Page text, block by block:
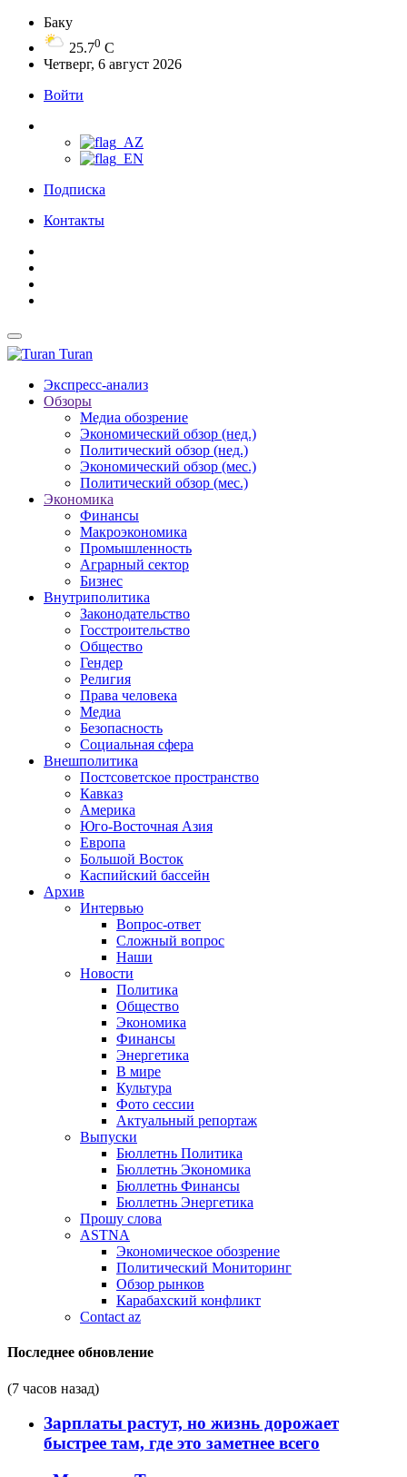
Баку
25.70 C
Четверг, 6 август 2026
Войти
Подписка
Контакты
Turan
Экспресс-анализ
Обзоры
Медиа обозрение
Экономический обзор (нед.)
Политический обзор (нед.)
Экономический обзор (мес.)
Политический обзор (мес.)
Экономика
Финансы
Макроэкономика
Промышленность
Аграрный сектор
Бизнес
Внутриполитика
Законодательство
Госстроительство
Общество
Гендер
Религия
Права человека
Медиа
Безопасность
Социальная сфера
Внешполитика
Постсоветское пространство
Кавказ
Америка
Юго-Восточная Азия
Европа
Большой Восток
Каспийский бассейн
Архив
Интервью
Вопрос-ответ
Сложный вопрос
Наши
Новости
Политика
Общество
Экономика
Финансы
Энергетика
В мире
Культура
Фото сессии
Актуальный репортаж
Выпуски
Бюллетнь Политика
Бюллетнь Экономика
Бюллетнь Финансы
Бюллетнь Энергетика
Прошу слова
ASTNA
Экономическое обозрение
Политический Мониторинг
Обзор рынков
Карабахский конфликт
Contact az
Последнее обновление
(7 часов назад)
Зарплаты растут, но жизнь дорожает
быстрее там, где это заметнее всего